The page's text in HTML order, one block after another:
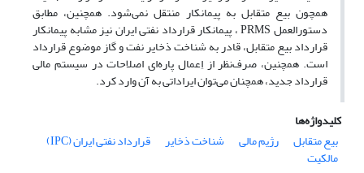
همچون بیع متقابل به پیمانکار منتقل نمی‌شود. همچنین، مطابق
دستورالعمل PRMS ، پیمانکار قرارداد نفتی ایران نیز مشابه پیمانکار
قرارداد بیع متقابل، قادر به شناخت ذخایر نفت و گاز موضوع قرارداد
است. همچنین، صرف‌نظر از اِعمال پاره‌ای اصلاحات در سیستم مالی
قرارداد جدید، همچنان می‌توان ایراداتی به آن وارد کرد.
کلیدواژه‌ها
بیع متقابل
رژیم مالی شناخت ذخایر قرارداد نفتی ایران (IPC)
مالکیت